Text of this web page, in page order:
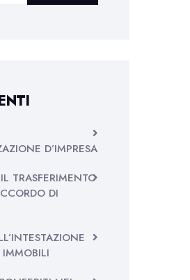
D’IMPRESA
TRASFERIMENTO
DI